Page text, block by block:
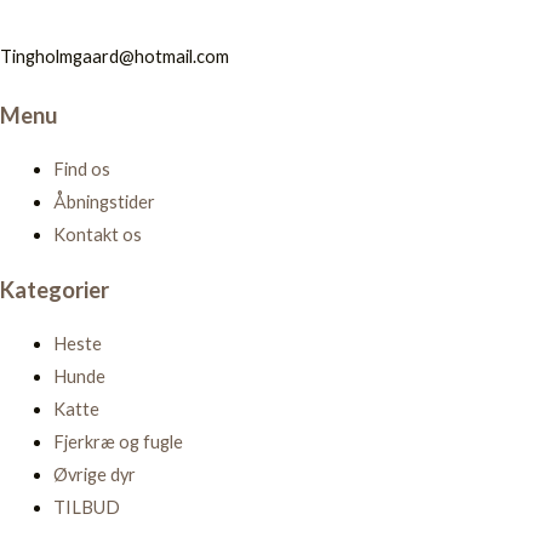
Tingholmgaard@hotmail.com
Menu
Find os
Åbningstider
Kontakt os
Kategorier
Heste
Hunde
Katte
Fjerkræ og fugle
Øvrige dyr
TILBUD